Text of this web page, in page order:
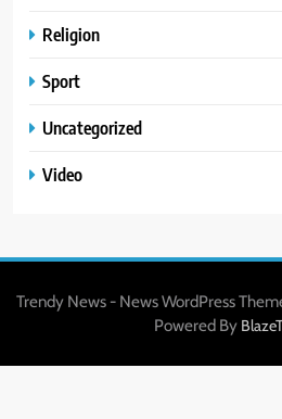
Religion
Sport
Uncategorized
Video
Trendy News - News WordPress
Powered By